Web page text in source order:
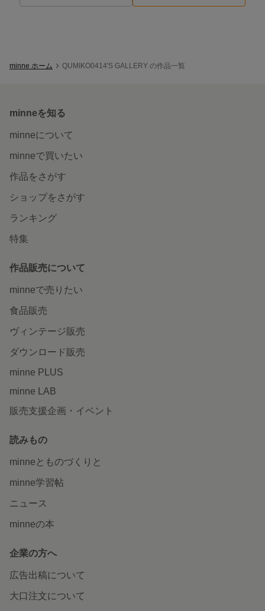
minne ホーム QUMIKO0414'S GALLERY の作品一覧
minneを知る
minneについて
minneで買いたい
作品をさがす
ショップをさがす
ランキング
特集
作品販売について
minneで売りたい
食品販売
ヴィンテージ販売
ダウンロード販売
minne PLUS
minne LAB
販売支援企画・イベント
読みもの
minneとものづくりと
minne学習帖
ニュース
minneの本
企業の方へ
広告出稿について
大口注文について